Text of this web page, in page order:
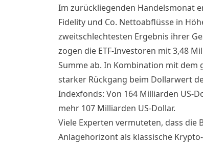
Im zurückliegenden Handelsmonat
Fidelity und Co. Nettoabflüsse in
zweitschlechtesten Ergebnis ihrer
zogen die ETF-Investoren mit 3,48
Summe ab. In Kombination mit dem
starker Rückgang beim Dollarwert
Indexfonds: Von 164 Milliarden US-
mehr 107 Milliarden US-Dollar.
Viele Experten vermuteten, dass die
Anlagehorizont als klassische